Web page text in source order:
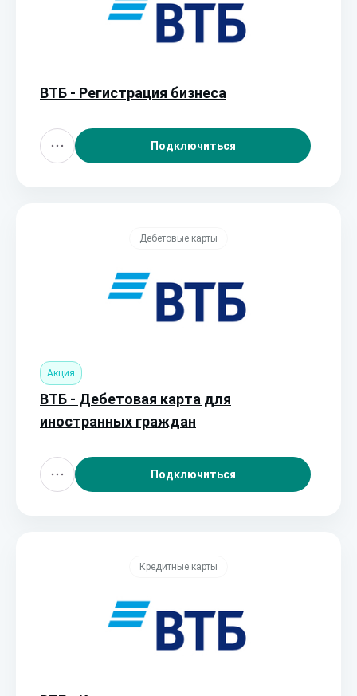
ВТБ - Регистрация бизнеса
Подключиться
Дебетовые карты
Акция
ВТБ - Дебетовая карта для
иностранных граждан
Подключиться
Кредитные карты